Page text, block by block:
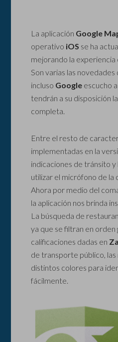
La aplicación Google
operativo iOS se ha
mejorando la experiencia
Son varias las novedades
incluso Google escucho
tendrán a su disposición
completa.
Entre el resto de
implementadas en la
indicaciones de tránsito y
utilizar el micrófono de la
Ahora por medio del
la aplicación nos brinda
La búsqueda de
ya que se filtran en orden
calificaciones dadas en
de transporte público,
distintos colores para
fácilmente.